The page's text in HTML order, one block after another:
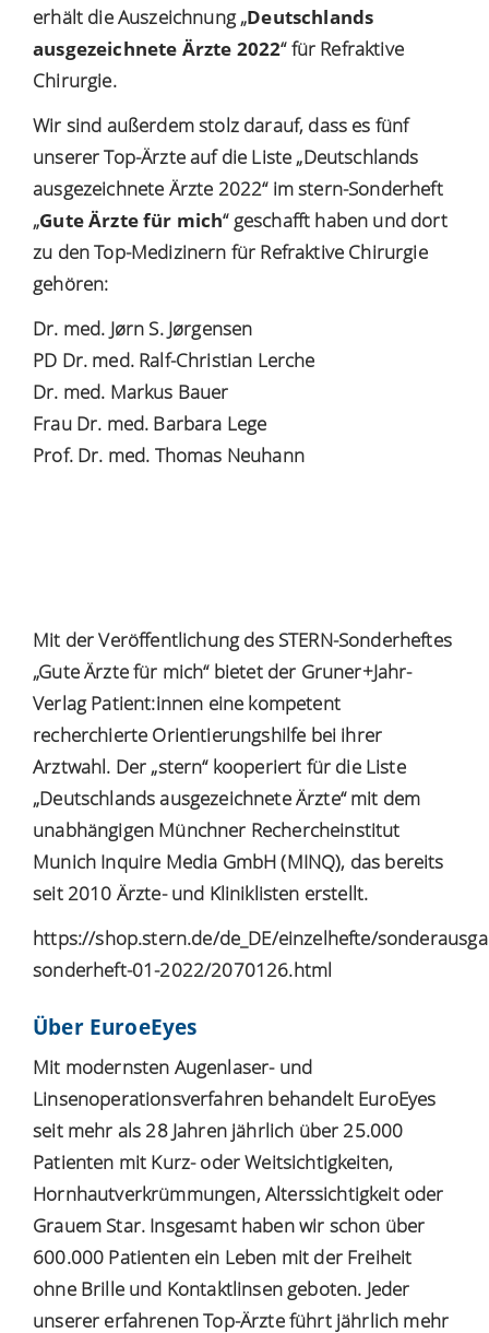
erhält die Auszeichnung „Deutschlands
ausgezeichnete Ärzte 2022“ für Refraktive
Chirurgie.
Wir sind außerdem stolz darauf, dass es fünf
unserer Top-Ärzte auf die Liste „Deutschlands
ausgezeichnete Ärzte 2022“ im stern-Sonderheft
„Gute Ärzte für mich“ geschafft haben und dort
zu den Top-Medizinern für Refraktive Chirurgie
gehören:
Dr. med. Jørn S. Jørgensen
PD Dr. med. Ralf-Christian Lerche
Dr. med. Markus Bauer
Frau Dr. med. Barbara Lege
Prof. Dr. med. Thomas Neuhann
Mit der Veröffentlichung des STERN-Sonderheftes
„Gute Ärzte für mich“ bietet der Gruner+Jahr-
Verlag Patient:innen eine kompetent
recherchierte Orientierungshilfe bei ihrer
Arztwahl. Der „stern“ kooperiert für die Liste
„Deutschlands ausgezeichnete Ärzte“ mit dem
unabhängigen Münchner Rechercheinstitut
Munich Inquire Media GmbH (MINQ), das bereits
seit 2010 Ärzte- und Kliniklisten erstellt.
https://shop.stern.de/de_DE/einzelhefte/
sonderheft-01-2022/2070126.html
Über EuroeEyes
Mit modernsten Augenlaser- und
Linsenoperationsverfahren behandelt EuroEyes
seit mehr als 28 Jahren jährlich über 25.000
Patienten mit Kurz- oder Weitsichtigkeiten,
Hornhautverkrümmungen, Alterssichtigkeit oder
Grauem Star. Insgesamt haben wir schon über
600.000 Patienten ein Leben mit der Freiheit
ohne Brille und Kontaktlinsen geboten. Jeder
unserer erfahrenen Top-Ärzte führt jährlich mehr